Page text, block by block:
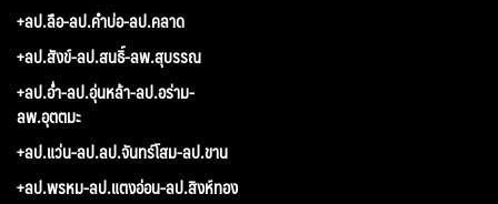
+ลป.ลือ-ลป.คำบ่อ-ลป.คลาด
+ลป.สังข์-ลป.สนธิ์-ลพ.สุบรรณ
+ลป.อ่ำ-ลป.อุ่นหล้า-ลป.อร่าม-
ลพ.อุตตมะ
+ลป.แว่น-ลป.ลป.จันทร์โสม-ลป.ขาน
+ลป.พรหม-ลป.แตงอ่อน-ลป.สิงห์ทอง